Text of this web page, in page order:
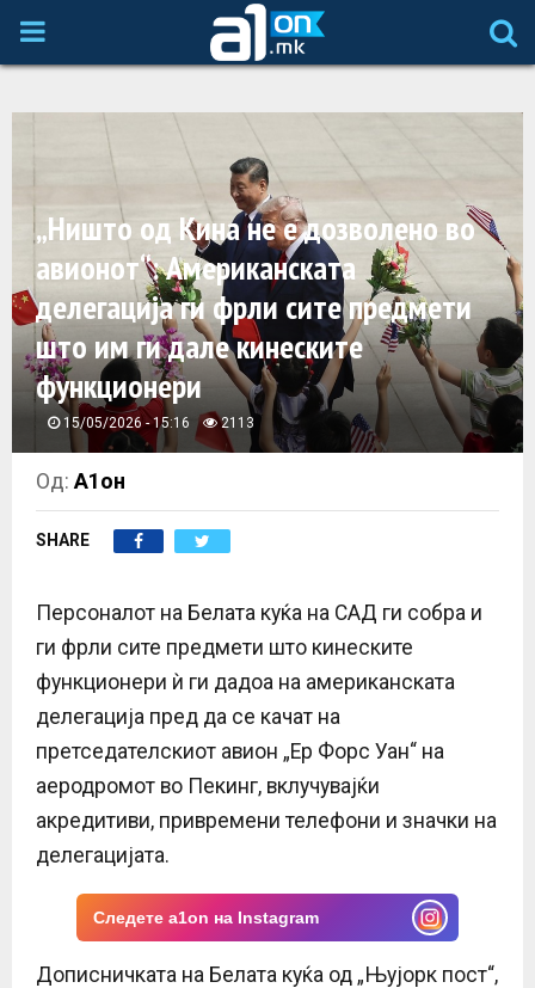
P
M
A
R
M
E
N
U
„Ништо од Кина не е дозволено во
авионот“: Американската
делегација ги фрли сите предмети
што им ги дале кинеските
функционери
15/05/2026 - 15:16 2113
Од:А1он
SHARE
Персоналот на Белата куќа на САД ги собра и
ги фрли сите предмети што кинеските
функционери ѝ ги дадоа на американската
делегација пред да се качат на
претседателскиот авион „Ер Форс Уан“ на
аеродромот во Пекинг, вклучувајќи
акредитиви, привремени телефони и значки на
делегацијата.
Следете a1on на Instagram
Дописничката на Белата куќа од „Њујорк пост“,